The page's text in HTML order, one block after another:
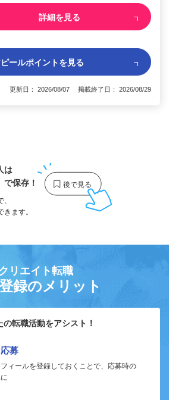
詳細を見る
ールポイントを見る
更新日： 2026/08/07 掲載終了日： 2026/08/29
は
で保存！
ます。
リエイト転職
録のメリット
転職活動をアシスト！
募
ィールを登録しておくことで、応募時の